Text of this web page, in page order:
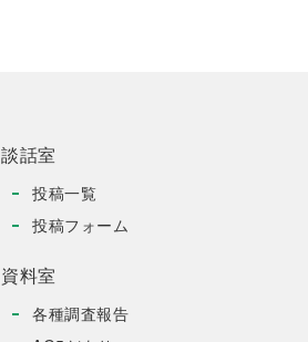
談話室
投稿一覧
投稿フォーム
資料室
各種調査報告